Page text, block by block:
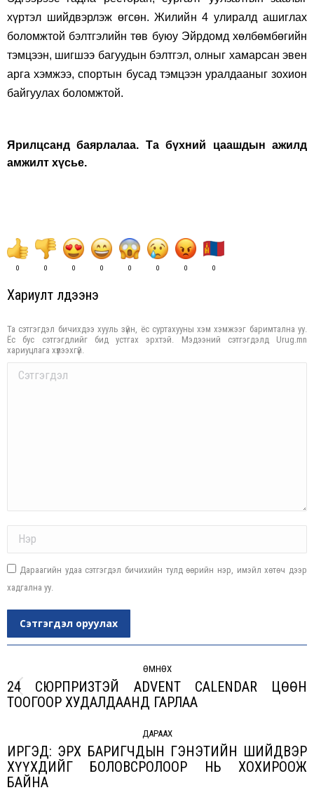
хүртэл шийдвэрлэж өгсөн. Жилийн 4 улиралд ашиглах
боломжтой бэлтгэлийн төв буюу Эйрдомд хөлбөмбөгийн
тэмцээн, шигшээ багуудын бэлтгэл, олныг хамарсан эвен
арга хэмжээ, спортын бусад тэмцээн уралдааныг зохион
байгуулах боломжтой.
Ярилцсанд баярлалаа. Та бүхний цаашдын ажилд
амжилт хүсье.
0 0 0 0 0 0 0 0
Хариулт үлдээнэ үү
Та сэтгэгдэл бичихдээ хууль зүйн, ёс суртахууны хэм хэмжээг баримтална уу.
Ёс бус сэтгэгдлийг бид устгах эрхтэй. Мэдээний сэтгэгдэлд Urug.mn
хариуцлага хүлээхгүй.
Comment
Дараагийн удаа сэтгэгдэл бичихийн тулд өөрийн нэр, имэйл хөтөч дээр
хадгална уу.
Сэтгэгдэл оруулах
navigation
ӨМНӨХ
Previous
24 СЮРПРИЗТЭЙ ADVENT CALENDAR ЦӨӨН
ТООГООР ХУДАЛДААНД ГАРЛАА
ДАРААХ
Next
ИРГЭД: ЭРХ БАРИГЧДЫН ГЭНЭТИЙН ШИЙДВЭР
ХҮҮХДИЙГ БОЛОВСРОЛООР НЬ ХОХИРООЖ
БАЙНА